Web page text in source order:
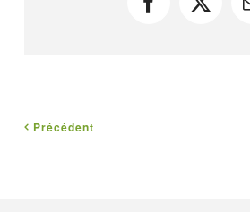
Facebook
X
Précédent